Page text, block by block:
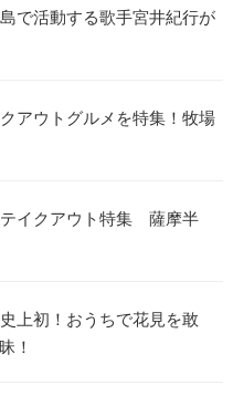
で活動する歌手宮井紀行が
アウトグルメを特集！牧場
イクアウト特集 薩摩半
上初！おうちで花見を敢
！